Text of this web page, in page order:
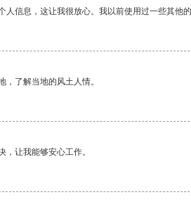
信息，这让我很放心。我以前使用过一些其他
了解当地的风土人情。
让我能够安心工作。